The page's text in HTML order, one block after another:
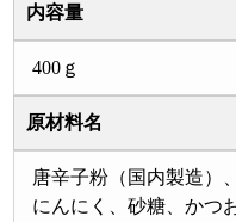
内容量
400ｇ
原材料名
唐辛子粉（国内製造）
にんにく、砂糖、かつ